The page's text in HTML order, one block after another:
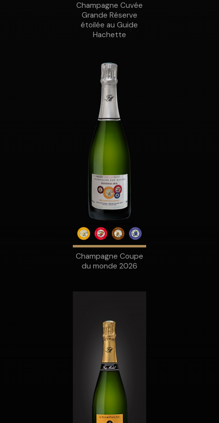
Champagne Cuvée
Grande Réserve
étoilée au Guide
Hachette
Champagne Coupe
du monde 2026